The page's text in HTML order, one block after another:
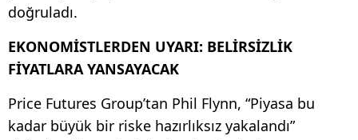
doğruladı.
EKONOMİSTLERDEN UYARI: BELİRSİZLİK
FİYATLARA YANSAYACAK
Price Futures Group’tan Phil Flynn, “Piyasa bu
kadar büyük bir riske hazırlıksız yakalandı”